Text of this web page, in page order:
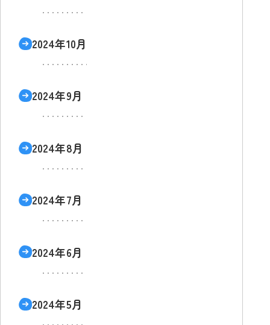
2024年10月
2024年9月
2024年8月
2024年7月
2024年6月
2024年5月